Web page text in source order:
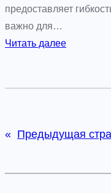
н
р
е
предоставляет
важно для…
Читать далее:
« Предыдущая